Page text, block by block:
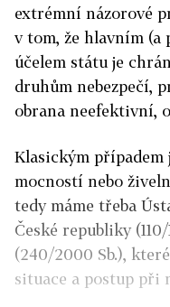
extrémní názorové
v tom, že hlavním
účelem státu je
druhům nebezpečí,
obrana neefektivní,
Klasickým případem
mocností nebo
tedy máme třeba
České republiky
(240/2000 Sb.),
situace a postup při